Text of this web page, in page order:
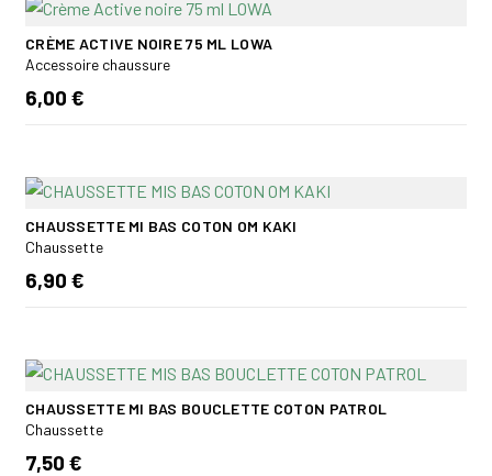
CRÈME ACTIVE NOIRE 75 ML LOWA
Accessoire chaussure
6,00 €
CHAUSSETTE MI BAS COTON OM KAKI
Chaussette
6,90 €
CHAUSSETTE MI BAS BOUCLETTE COTON PATROL
Chaussette
7,50 €